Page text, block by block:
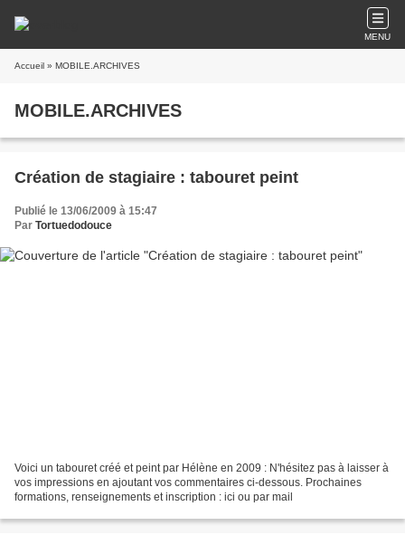
MENU
Accueil » MOBILE.ARCHIVES
MOBILE.ARCHIVES
Création de stagiaire : tabouret peint
Publié le 13/06/2009 à 15:47
Par Tortuedodouce
Voici un tabouret créé et peint par Hélène en 2009 : N'hésitez pas à laisser à
vos impressions en ajoutant vos commentaires ci-dessous. Prochaines
formations, renseignements et inscription : ici ou par mail